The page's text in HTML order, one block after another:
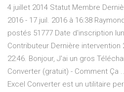
4 juillet 2014 Statut Membre
2016 - 17 juil. 2016 à 16:38
postés 51777 Date d'inscription
Contributeur Dernière intervention
22:46. Bonjour, J'ai un gros
Converter (gratuit) - Comment Ça
Excel Converter est un utilitaire